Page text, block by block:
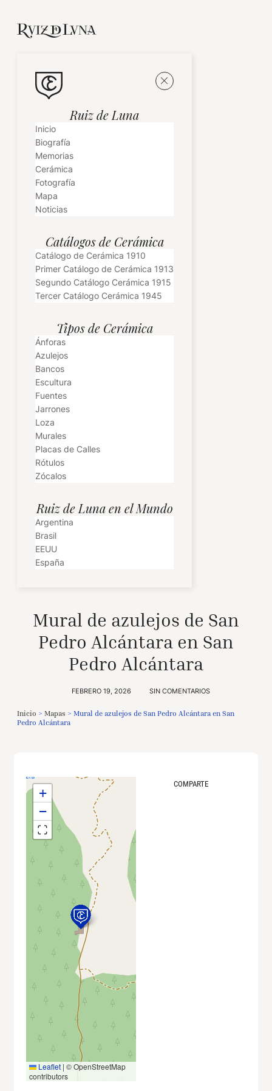
Ruiz de Luna
Inicio
Biografía
Memorias
Cerámica
Fotografía
Mapa
Noticias
Catálogos de Cerámica
Catálogo de Cerámica 1910
Primer Catálogo de Cerámica 1913
Segundo Catálogo Cerámica 1915
Tercer Catálogo Cerámica 1945
Tipos de Cerámica
Ánforas
Azulejos
Bancos
Escultura
Fuentes
Jarrones
Loza
Murales
Placas de Calles
Rótulos
Zócalos
Ruiz de Luna en el Mundo
Argentina
Brasil
EEUU
España
Mural de azulejos de San
Pedro Alcántara en San
Pedro Alcántara
FEBRERO 19, 2026 SIN COMENTARIOS
Inicio > Mapas > Mural de azulejos de San Pedro Alcántara en San
Pedro Alcántara
COMPARTE
+
−
Leaflet | © OpenStreetMap
contributors